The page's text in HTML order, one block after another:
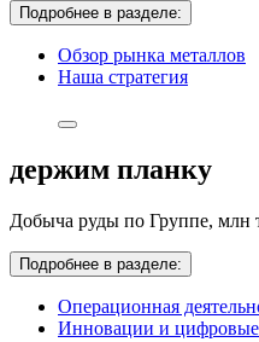
Подробнее в разделе:
Обзор рынка металлов
Наша стратегия
держим планку
Добыча руды по Группе, млн
Подробнее в разделе:
Операционная
Инновации и цифровые